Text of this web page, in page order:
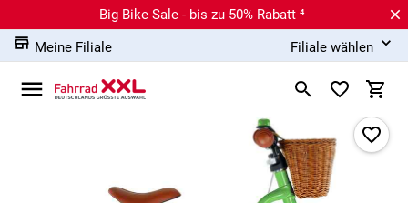
Big Bike Sale - bis zu 50% Rabatt ⁴
Meine Filiale
Filiale wählen